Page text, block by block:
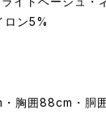
ン5%
胸囲88cm・胴